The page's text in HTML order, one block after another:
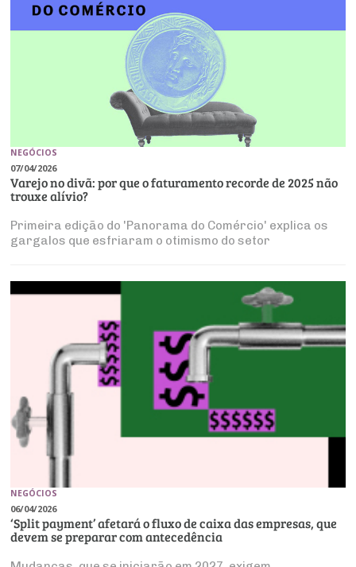
NEGÓCIOS
07/04/2026
Varejo no divã: por que o faturamento recorde de 2025 não
trouxe alívio?
Primeira edição do 'Panorama do Comércio' explica os
gargalos que esfriaram o otimismo do setor
NEGÓCIOS
06/04/2026
‘Split payment’ afetará o fluxo de caixa das empresas, que
devem se preparar com antecedência